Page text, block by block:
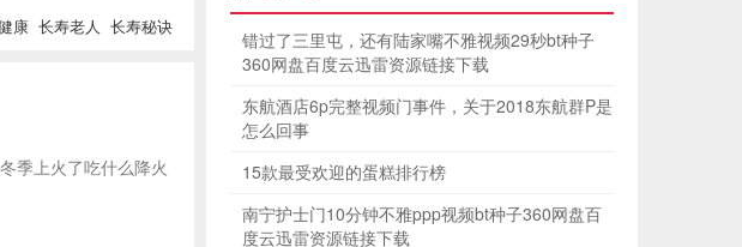
康 长寿老人 长寿秘诀
季上火了吃什么降火
错过了三里屯，还有陆家嘴不雅视频29秒bt种子
360网盘百度云迅雷资源链接下载
东航酒店6p完整视频门事件，关于2018东航群P是
怎么回事
15款最受欢迎的蛋糕排行榜
南宁护士门10分钟不雅ppp视频bt种子360网盘百
度云迅雷资源链接下载